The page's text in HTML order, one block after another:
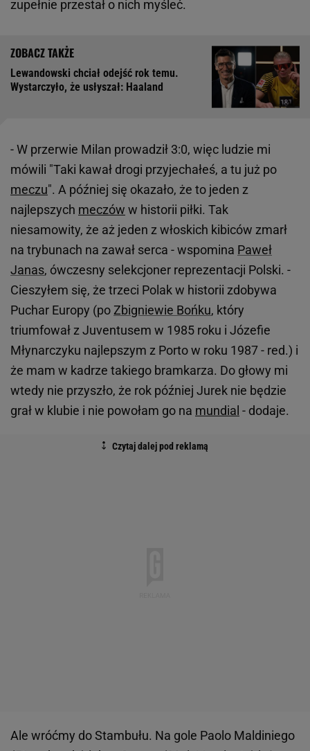
zupełnie przestał o nich myśleć.
Lewandowski chciał odejść rok temu.
Wystarczyło, że usłyszał: Haaland
- W przerwie Milan prowadził 3:0, więc ludzie mi
mówili "Taki kawał drogi przyjechałeś, a tu już po
meczu". A później się okazało, że to jeden z
najlepszych meczów w historii piłki. Tak
niesamowity, że aż jeden z włoskich kibiców zmarł
na trybunach na zawał serca - wspomina Paweł
Janas, ówczesny selekcjoner reprezentacji Polski. -
Cieszyłem się, że trzeci Polak w historii zdobywa
Puchar Europy (po Zbigniewie Bońku, który
triumfował z Juventusem w 1985 roku i Józefie
Młynarczyku najlepszym z Porto w roku 1987 - red.) i
że mam w kadrze takiego bramkarza. Do głowy mi
wtedy nie przyszło, że rok później Jurek nie będzie
grał w klubie i nie powołam go na mundial - dodaje.
Ale wróćmy do Stambułu. Na gole Paolo Maldiniego